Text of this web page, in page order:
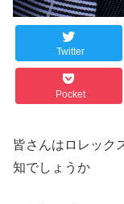
Twitter
Pocket
皆さんはロレック
知でしょうか